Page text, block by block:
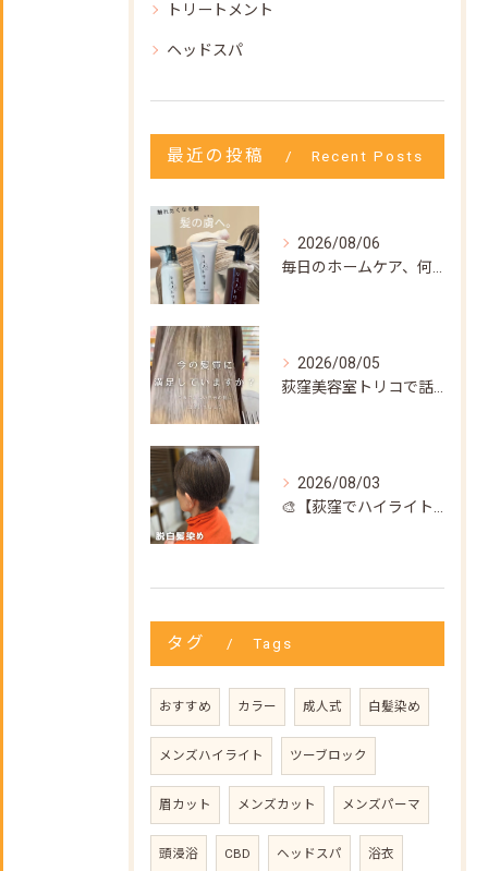
トリートメント
ヘッドスパ
最近の投稿 Recent Posts
2026/08/06
毎日のホームケア、何を使えばいいか迷ってない？🌿
2026/08/05
荻窪美容室トリコで話題の【髪質改善ストレート】✨
2026/08/03
🎨【荻窪でハイライト・カラーなら美容室トリコ】にお任せくださ...
タグ Tags
おすすめ カラー 成人式 白髪染め
メンズハイライト ツーブロック
眉カット メンズカット メンズパーマ
頭浸浴 CBD ヘッドスパ 浴衣